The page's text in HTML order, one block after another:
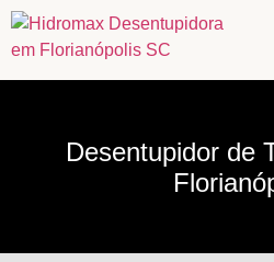
Desentupidor de